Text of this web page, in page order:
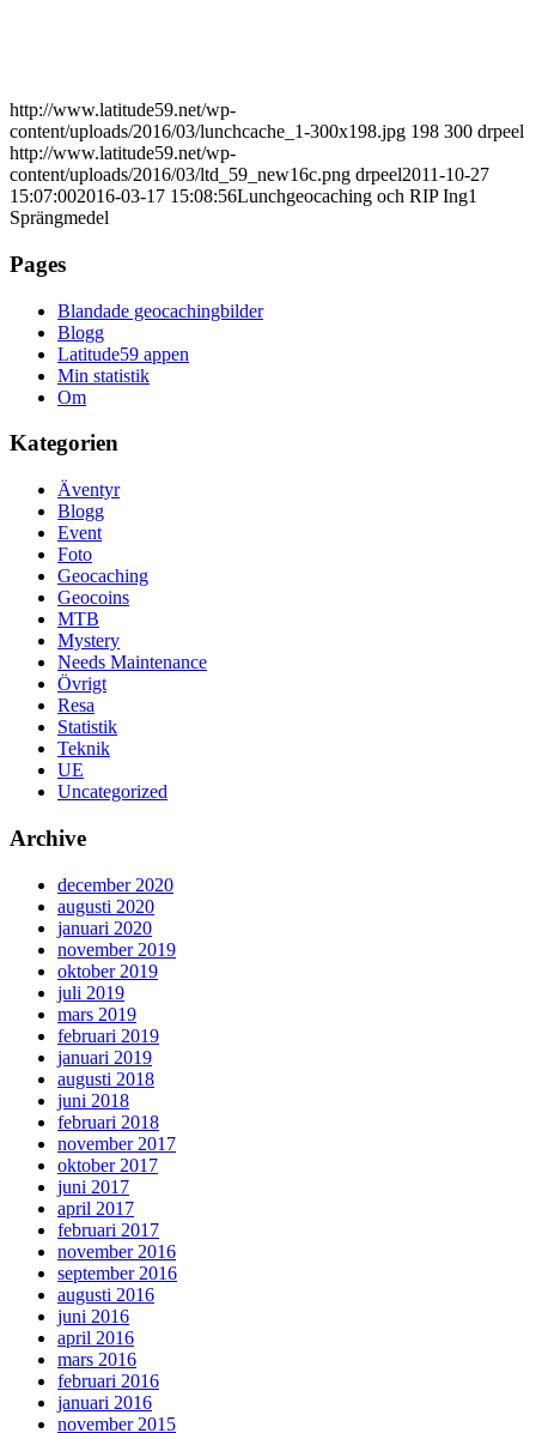
http://www.latitude59.net/wp-
content/uploads/2016/03/lunchcache_1-300x198.jpg 198 300 drpeel
http://www.latitude59.net/wp-
content/uploads/2016/03/ltd_59_new16c.png drpeel2011-10-27
15:07:002016-03-17 15:08:56Lunchgeocaching och RIP Ing1
Sprängmedel
Pages
Blandade geocachingbilder
Blogg
Latitude59 appen
Min statistik
Om
Kategorien
Äventyr
Blogg
Event
Foto
Geocaching
Geocoins
MTB
Mystery
Needs Maintenance
Övrigt
Resa
Statistik
Teknik
UE
Uncategorized
Archive
december 2020
augusti 2020
januari 2020
november 2019
oktober 2019
juli 2019
mars 2019
februari 2019
januari 2019
augusti 2018
juni 2018
februari 2018
november 2017
oktober 2017
juni 2017
april 2017
februari 2017
november 2016
september 2016
augusti 2016
juni 2016
april 2016
mars 2016
februari 2016
januari 2016
november 2015